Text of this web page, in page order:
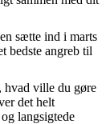
sætte ind i marts
bedste angreb til
hvad ville du gøre
det helt
langsigtede